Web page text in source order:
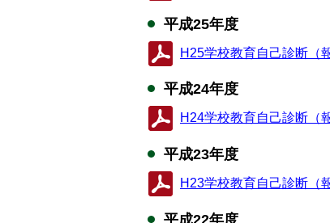
平成25年度
H25学校教育自己診断（
平成24年度
H24学校教育自己診断（
平成23年度
H23学校教育自己診断（
平成22年度